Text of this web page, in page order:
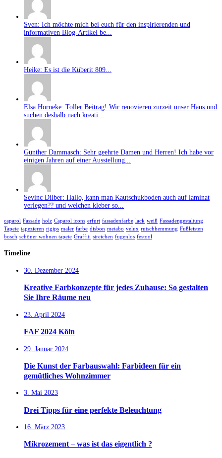
Sven: Ich möchte mich bei euch für den inspirierenden und
informativen Blog-Artikel be...
Heike: Es ist die Küberit 809...
Elsa Horneke: Toller Beitrag! Wir renovieren zurzeit unser Haus und
suchen deshalb nach kreati...
Günther Dammasch: Sehr geehrte Damen und Herren! Ich habe vor
einigen Jahren auf einer Ausstellung...
Sevinc Dilber: Hallo, kann man Kautschukboden auch auf laminat
verlegen?? und welchen kleber so...
caparol Fassade holz Caparol icons erfurt fassadenfarbe lack weiß Fassadengestaltung
Tapete tapezieren rigips maler farbe disbon metabo velux rutschhemmung Fußleisten
bosch schöner wohnen tapete Graffiti streichen fugenlos festool
Timeline
30. Dezember 2024
Kreative Farbkonzepte für jedes Zuhause: So gestalten
Sie Ihre Räume neu
23. April 2024
FAF 2024 Köln
29. Januar 2024
Die Kunst der Farbauswahl: Farbideen für ein
gemütliches Wohnzimmer
3. Mai 2023
Drei Tipps für eine perfekte Beleuchtung
16. März 2023
Mikrozement – was ist das eigentlich ?